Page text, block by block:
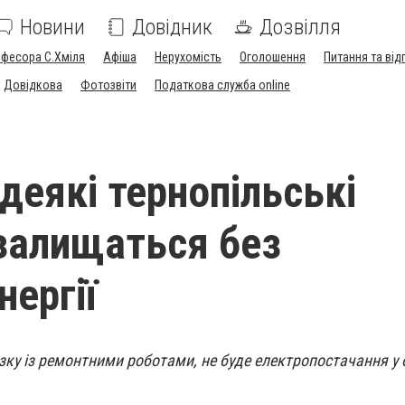
Новини Довідник Дозвілля
С.Хміля Афіша Нерухомість Оголошення
Питання та
Довідкова
Фотозвіти Податкова служба online
тернопільські
без
із ремонтними роботами, не буде електропостачання у